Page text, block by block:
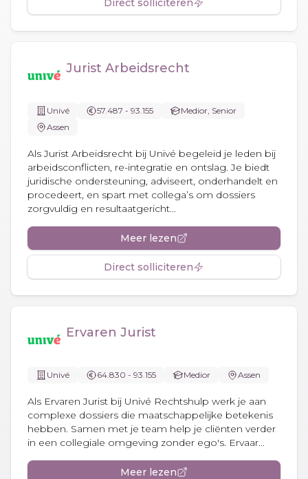
Direct solliciteren
Jurist Arbeidsrecht
Univé 57.487 - 93.155
Medior, Senior
Assen
Als Jurist Arbeidsrecht bij Univé begeleid je leden bij
arbeidsconflicten, re-integratie en ontslag. Je biedt
juridische ondersteuning, adviseert, onderhandelt en
procedeert, en spart met collega’s om dossiers
zorgvuldig en resultaatgericht...
Meer lezen
Direct solliciteren
Ervaren Jurist
Univé 64.830 - 93.155 Medior Assen
Als Ervaren Jurist bij Univé Rechtshulp werk je aan
complexe dossiers die maatschappelijke betekenis
hebben. Samen met je team help je cliënten verder
in een collegiale omgeving zonder ego's. Ervaar...
Meer lezen